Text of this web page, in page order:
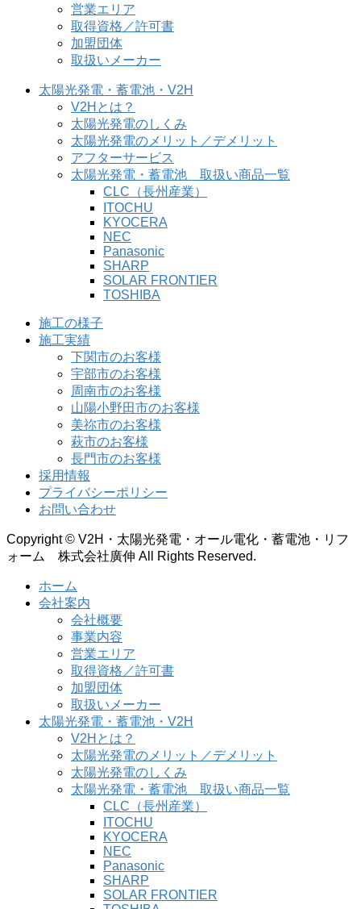
営業エリア
取得資格／許可書
加盟団体
取扱いメーカー
太陽光発電・蓄電池・V2H
V2Hとは？
太陽光発電のしくみ
太陽光発電のメリット／デメリット
アフターサービス
太陽光発電・蓄電池 取扱い商品一覧
CLC（長州産業）
ITOCHU
KYOCERA
NEC
Panasonic
SHARP
SOLAR FRONTIER
TOSHIBA
施工の様子
施工実績
下関市のお客様
宇部市のお客様
周南市のお客様
山陽小野田市のお客様
美祢市のお客様
萩市のお客様
長門市のお客様
採用情報
プライバシーポリシー
お問い合わせ
Copyright © V2H・太陽光発電・オール電化・蓄電池・リフ
ォーム 株式会社廣伸 All Rights Reserved.
ホーム
会社案内
会社概要
事業内容
営業エリア
取得資格／許可書
加盟団体
取扱いメーカー
太陽光発電・蓄電池・V2H
V2Hとは？
太陽光発電のメリット／デメリット
太陽光発電のしくみ
太陽光発電・蓄電池 取扱い商品一覧
CLC（長州産業）
ITOCHU
KYOCERA
NEC
Panasonic
SHARP
SOLAR FRONTIER